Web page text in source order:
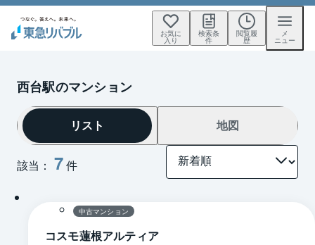
お気に
入り
検索条
件
閲覧履
歴
メ
ニュー
西台駅のマンション
該当： 7件
リスト 地図
1 / 0 間取り
中古マンション
コスモ蓮根アルティア